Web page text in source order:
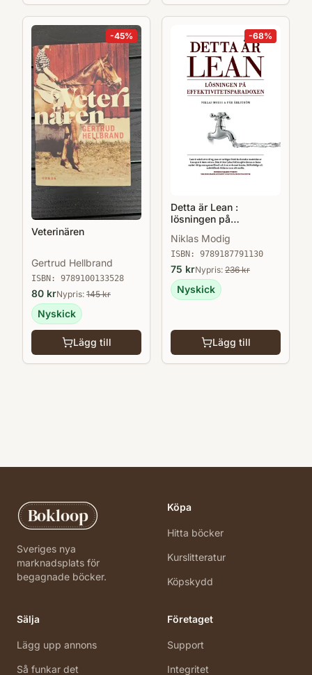
-45%
Veterinären
Gertrud Hellbrand
ISBN: 9789100133528
80 krNypris: 145kr
Nyskick
Lägg till
-68%
Detta är Lean :
lösningen på
Niklas Modig
ISBN: 9789187791130
75 krNypris: 236kr
Nyskick
Lägg till
Bokloop
Sveriges nya
marknadsplats för
begagnade böcker.
Köpa
Hitta böcker
Kurslitteratur
Köpskydd
Sälja
Lägg upp annons
Så funkar det
Företaget
Support
Integritet